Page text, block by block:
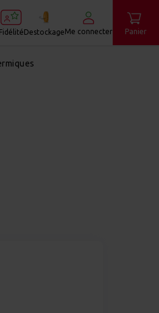
FidélitéDestockageMe connecter Panier